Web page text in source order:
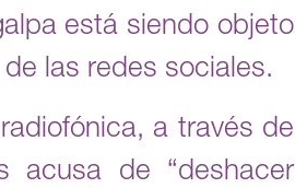
está siendo objeto
las redes sociales.
a través de
acusa de “deshacer